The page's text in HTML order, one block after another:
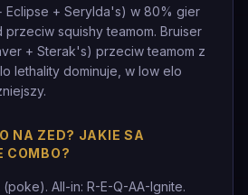
Eclipse + Serylda's) w 80% gier
squishy teamom. Bruiser
+ Sterak's) przeciw teamom z
lethality dominuje, w low elo
NA ZED? JAKIE SA
COMBO?
All-in: R-E-Q-AA-Ignite.